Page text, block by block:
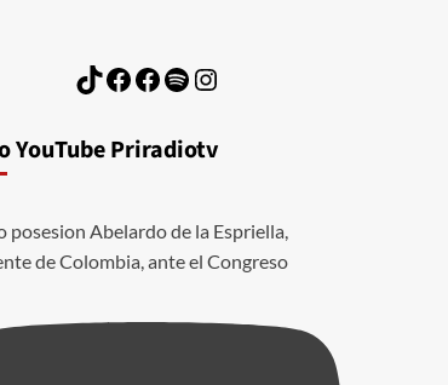
TikTok
Facebook
Facebook
Spotify
Instagram
YouTube Priradiotv
posesion Abelardo de la Espriella,
de Colombia, ante el Congreso